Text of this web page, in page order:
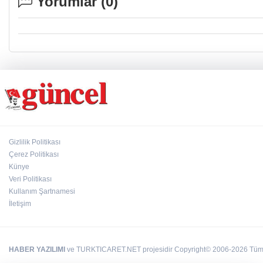
Gizlilik Politikası
Çerez Politikası
Künye
Veri Politikası
Kullanım Şartnamesi
İletişim
HABER YAZILIMI ve TURKTICARET.NET projesidir Copyright© 2006-2026 Tüm